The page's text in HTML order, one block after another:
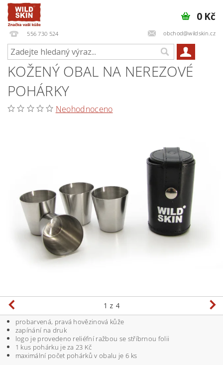
556 730 524 obchod@wildskin.cz
0 Kč
KOŽENÝ OBAL NA NEREZOVÉ
POHÁRKY
Neohodnoceno
1 z 4
probarvená, pravá hovězinová kůže
zapínání na druk
logo je provedeno reliéfní ražbou se stříbrnou folii
1 kus pohárku je za 23 Kč
maximální počet pohárků v obalu je 6 ks